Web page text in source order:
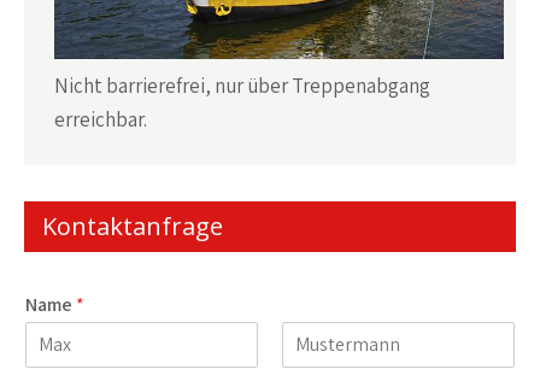
Nicht barrierefrei, nur über Treppenabgang
erreichbar.
Kontaktanfrage
Name *